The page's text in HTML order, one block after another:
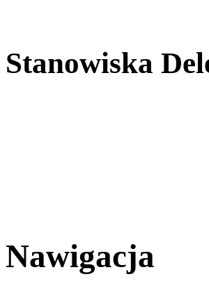
Stanowiska
Nawigacja